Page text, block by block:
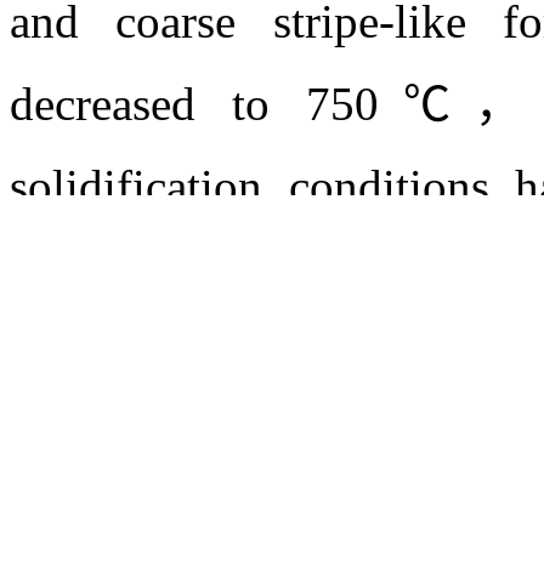
to 850℃， fine bamboo-
strip-like and elliptical
the temperatures are